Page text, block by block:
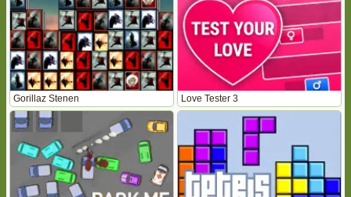
Gorillaz Stenen Love Tester 3